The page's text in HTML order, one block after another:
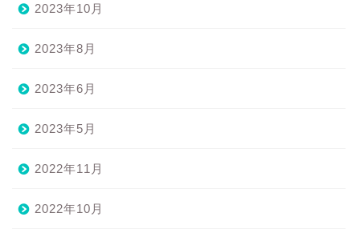
2023年10月
2023年8月
2023年6月
2023年5月
2022年11月
2022年10月